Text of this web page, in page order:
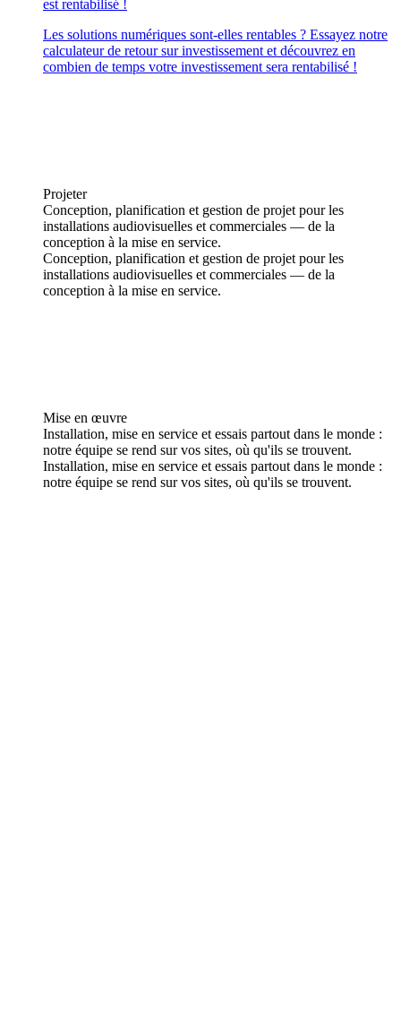
est rentabilisé !
Les solutions numériques sont-elles rentables ? Essayez notre
calculateur de retour sur investissement et découvrez en
combien de temps votre investissement sera rentabilisé !
Projeter
Conception, planification et gestion de projet pour les
installations audiovisuelles et commerciales — de la
conception à la mise en service.
Conception, planification et gestion de projet pour les
installations audiovisuelles et commerciales — de la
conception à la mise en service.
Mise en œuvre
Installation, mise en service et essais partout dans le monde :
notre équipe se rend sur vos sites, où qu'ils se trouvent.
Installation, mise en service et essais partout dans le monde :
notre équipe se rend sur vos sites, où qu'ils se trouvent.